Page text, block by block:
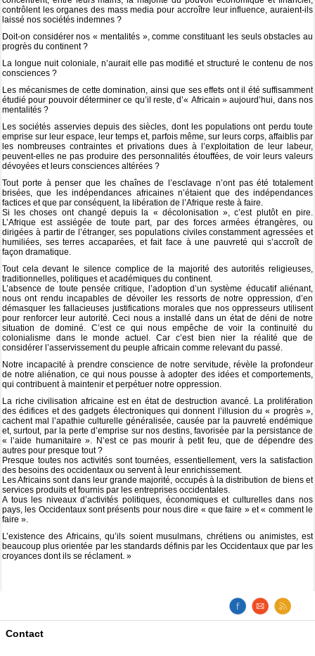
contrôlent les organes des mass media pour accroître leur influence, auraient-ils
laissé nos sociétés indemnes ?
Doit-on considérer nos « mentalités », comme constituant les seuls obstacles au
progrès du continent ?
La longue nuit coloniale, n’aurait elle pas modifié et structuré le contenu de nos
consciences ?
Les mécanismes de cette domination, ainsi que ses effets ont il été suffisamment
étudié pour pouvoir déterminer ce qu’il reste, d’« Africain » aujourd’hui, dans nos
mentalités ?
Les sociétés asservies depuis des siècles, dont les populations ont perdu toute
emprise sur leur espace, leur temps et, parfois même, sur leurs corps, affaiblis par
les nombreuses contraintes et privations dues à l’exploitation de leur labeur,
peuvent-elles ne pas produire des personnalités étouffées, de voir leurs valeurs
dévoyées et leurs consciences altérées ?
Tout porte à penser que les chaînes de l’esclavage n’ont pas été totalement
brisées, que les indépendances africaines n’étaient que des indépendances
factices et que par conséquent, la libération de l’Afrique reste à faire.
Si les choses ont changé depuis la « décolonisation », c’est plutôt en pire.
L’Afrique est assiégée de toute part, par des forces armées étrangères, ou
dirigées à partir de l’étranger, ses populations civiles constamment agressées et
humiliées, ses terres accaparées, et fait face à une pauvreté qui s’accroît de
façon dramatique.
Tout cela devant le silence complice de la majorité des autorités religieuses,
traditionnelles, politiques et académiques du continent.
L’absence de toute pensée critique, l’adoption d’un système éducatif aliénant,
nous ont rendu incapables de dévoiler les ressorts de notre oppression, d’en
démasquer les fallacieuses justifications morales que nos oppresseurs utilisent
pour renforcer leur autorité. Ceci nous a installé dans un état de déni de notre
situation de dominé. C’est ce qui nous empêche de voir la continuité du
colonialisme dans le monde actuel. Car c’est bien nier la réalité que de
considérer l’asservissement du peuple africain comme relevant du passé.
Notre incapacité à prendre conscience de notre servitude, révèle la profondeur
de notre aliénation, ce qui nous pousse à adopter des idées et comportements,
qui contribuent à maintenir et perpétuer notre oppression.
La riche civilisation africaine est en état de destruction avancé. La prolifération
des édifices et des gadgets électroniques qui donnent l’illusion du « progrès »,
cachent mal l’apathie culturelle généralisée, causée par la pauvreté endémique
et, surtout, par la perte d’emprise sur nos destins, favorisée par la persistance de
« l’aide humanitaire ». N’est ce pas mourir à petit feu, que de dépendre des
autres pour presque tout ?
Presque toutes nos activités sont tournées, essentiellement, vers la satisfaction
des besoins des occidentaux ou servent à leur enrichissement.
Les Africains sont dans leur grande majorité, occupés à la distribution de biens et
services produits et fournis par les entreprises occidentales.
A tous les niveaux d’activités politiques, économiques et culturelles dans nos
pays, les Occidentaux sont présents pour nous dire « que faire » et « comment le
faire ».
L’existence des Africains, qu’ils soient musulmans, chrétiens ou animistes, est
beaucoup plus orientée par les standards définis par les Occidentaux que par les
croyances dont ils se réclament. »
Contact